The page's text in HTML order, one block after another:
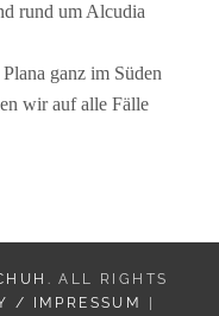
rund um Alcudia
ganz im Süden
wir auf alle Fälle
. ALL RIGHTS
/ IMPRESSUM